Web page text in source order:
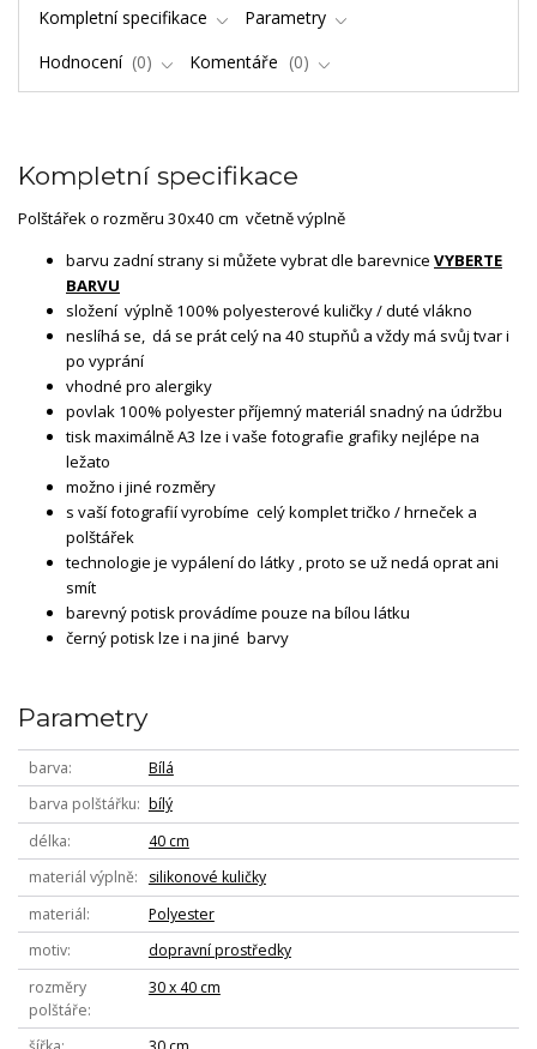
Kompletní specifikace
Parametry
Hodnocení
0 Komentáře 0
Kompletní specifikace
Polštářek o rozměru 30x40 cm včetně výplně
barvu zadní strany si můžete vybrat dle barevnice VYBERTE
BARVU
složení výplně 100% polyesterové kuličky / duté vlákno
neslíhá se, dá se prát celý na 40 stupňů a vždy má svůj tvar i
po vyprání
vhodné pro alergiky
povlak 100% polyester příjemný materiál snadný na údržbu
tisk maximálně A3 lze i vaše fotografie grafiky nejlépe na
ležato
možno i jiné rozměry
s vaší fotografií vyrobíme celý komplet tričko / hrneček a
polštářek
technologie je vypálení do látky , proto se už nedá oprat ani
smít
barevný potisk provádíme pouze na bílou látku
černý potisk lze i na jiné barvy
Parametry
barva
Bílá
barva polštářku
bílý
délka
40 cm
materiál výplně
silikonové kuličky
materiál
Polyester
motiv
dopravní prostředky
rozměry
polštáře
30 x 40 cm